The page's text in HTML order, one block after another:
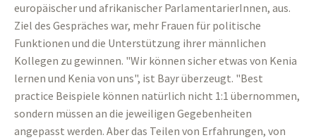
europäischer und afrikanischer ParlamentarierInnen, aus.
Ziel des Gespräches war, mehr Frauen für politische
Funktionen und die Unterstützung ihrer männlichen
Kollegen zu gewinnen. "Wir können sicher etwas von Kenia
lernen und Kenia von uns", ist Bayr überzeugt. "Best
practice Beispiele können natürlich nicht 1:1 übernommen,
sondern müssen an die jeweiligen Gegebenheiten
angepasst werden. Aber das Teilen von Erfahrungen, von